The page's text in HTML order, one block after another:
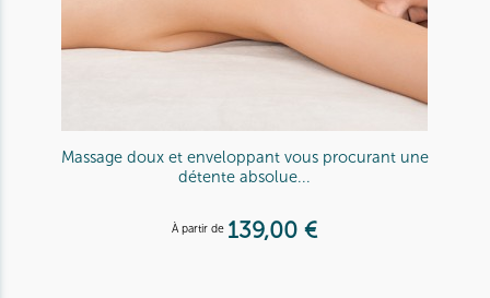
Massage doux et enveloppant vous procurant une
détente absolue...
À partir de 139,00 €